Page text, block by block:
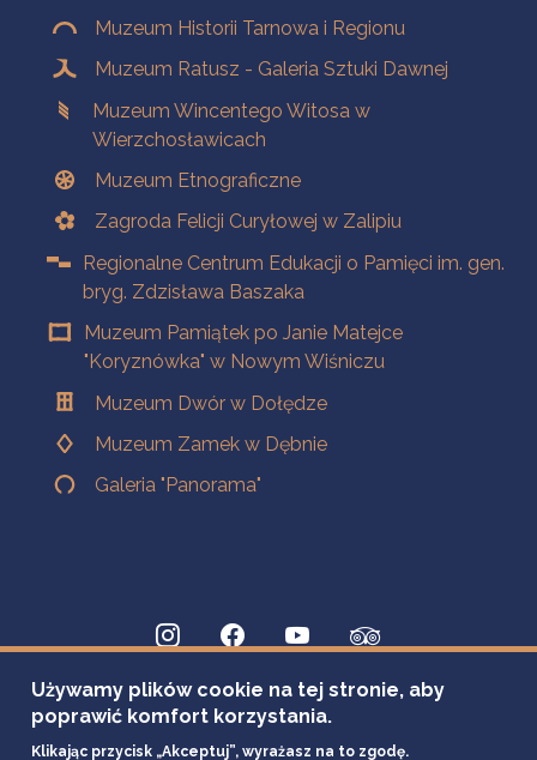
Muzeum Historii Tarnowa i Regionu
Muzeum Ratusz - Galeria Sztuki Dawnej
Muzeum Wincentego Witosa w
Wierzchosławicach
Muzeum Etnograficzne
Zagroda Felicji Curyłowej w Zalipiu
Regionalne Centrum Edukacji o Pamięci im. gen.
bryg. Zdzisława Baszaka
Muzeum Pamiątek po Janie Matejce
"Koryznówka" w Nowym Wiśniczu
Muzeum Dwór w Dołędze
Muzeum Zamek w Dębnie
Galeria "Panorama"
Używamy plików cookie na tej stronie, aby
poprawić komfort korzystania.
Klikając przycisk „Akceptuj”, wyrażasz na to zgodę.